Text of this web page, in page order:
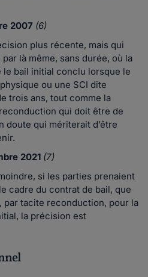
2007 (6)
plus récente, mais qui
par là même, sans durée, où la
le bail initial conclu lorsque le
ou une SCI dite
trois ans, tout comme la
qui doit être de
doute qui mériterait d’être
2021 (7)
si les parties prenaient
cadre du contrat de bail, que
tacite reconduction, pour la
la précision est